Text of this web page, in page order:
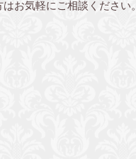
お気軽にご相談ください。